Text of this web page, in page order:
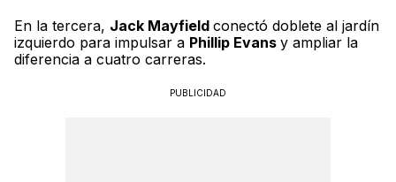
En la tercera, Jack Mayfield conectó doblete al jardín
izquierdo para impulsar a Phillip Evans y ampliar la
diferencia a cuatro carreras.
PUBLICIDAD